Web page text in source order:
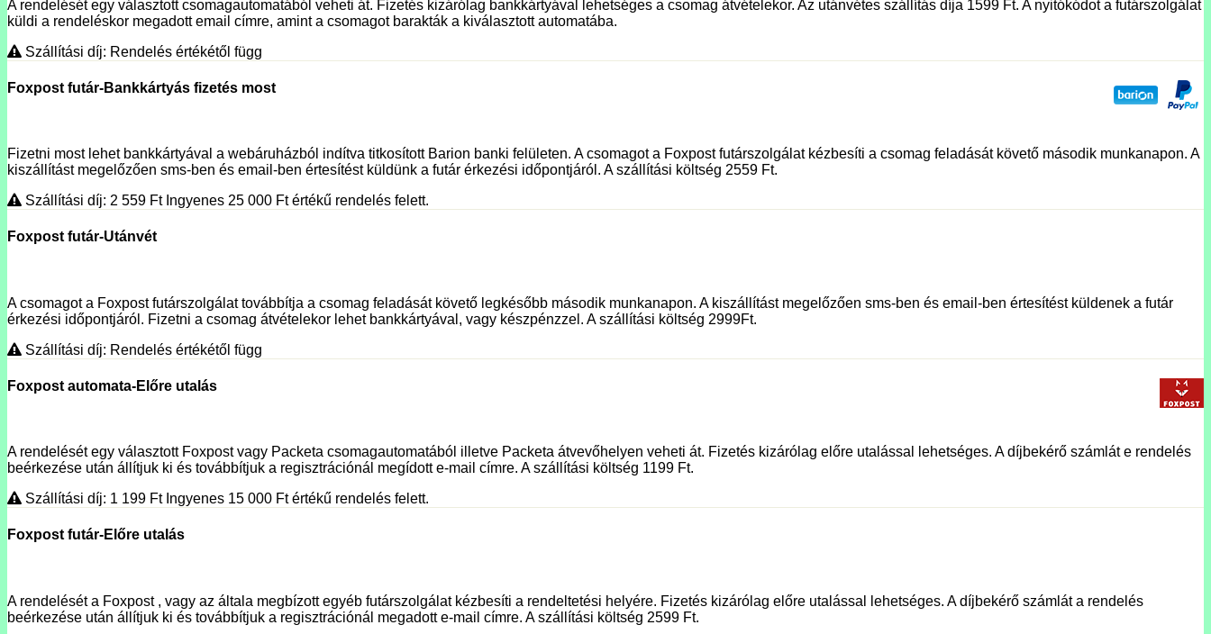
A rendelését egy választott csomagautomatából veheti át. Fizetés kizárólag bankkártyával lehetséges a csomag átvételekor. Az utánvétes szállítás díja 1599 Ft. A nyitókódot a futárszolgálat
küldi a rendeléskor megadott email címre, amint a csomagot barakták a kiválasztott automatába.
Szállítási díj: Rendelés értékétől függ
Foxpost futár-Bankkártyás fizetés most
Fizetni most lehet bankkártyával a webáruházból indítva titkosított Barion banki felületen. A csomagot a Foxpost futárszolgálat kézbesíti a csomag feladását követő második munkanapon. A
kiszállítást megelőzően sms-ben és email-ben értesítést küldünk a futár érkezési időpontjáról. A szállítási költség 2559 Ft.
Szállítási díj: 2 559 Ft Ingyenes 25 000 Ftértékű rendelés felett.
Foxpost futár-Utánvét
A csomagot a Foxpost futárszolgálat továbbítja a csomag feladását követő legkésőbb második munkanapon. A kiszállítást megelőzően sms-ben és email-ben értesítést küldenek a futár
érkezési időpontjáról. Fizetni a csomag átvételekor lehet bankkártyával, vagy készpénzzel. A szállítási költség 2999Ft.
Szállítási díj: Rendelés értékétől függ
Foxpost automata-Előre utalás
A rendelését egy választott Foxpost vagy Packeta csomagautomatából illetve Packeta átvevőhelyen veheti át. Fizetés kizárólag előre utalással lehetséges. A díjbekérő számlát e rendelés
beérkezése után állítjuk ki és továbbítjuk a regisztrációnál megídott e-mail címre. A szállítási költség 1199 Ft.
Szállítási díj: 1 199 Ft Ingyenes 15 000 Ftértékű rendelés felett.
Foxpost futár-Előre utalás
A rendelését a Foxpost , vagy az általa megbízott egyéb futárszolgálat kézbesíti a rendeltetési helyére. Fizetés kizárólag előre utalással lehetséges. A díjbekérő számlát a rendelés
beérkezése után állítjuk ki és továbbítjuk a regisztrációnál megadott e-mail címre. A szállítási költség 2599 Ft.